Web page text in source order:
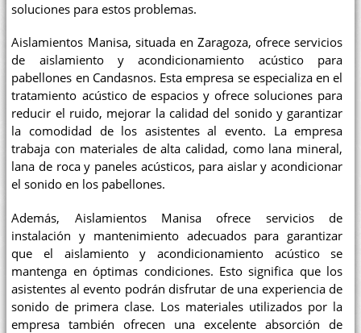
soluciones para estos problemas.
Aislamientos Manisa, situada en Zaragoza, ofrece servicios
de aislamiento y acondicionamiento acústico para
pabellones en Candasnos. Esta empresa se especializa en el
tratamiento acústico de espacios y ofrece soluciones para
reducir el ruido, mejorar la calidad del sonido y garantizar
la comodidad de los asistentes al evento. La empresa
trabaja con materiales de alta calidad, como lana mineral,
lana de roca y paneles acústicos, para aislar y acondicionar
el sonido en los pabellones.
Además, Aislamientos Manisa ofrece servicios de
instalación y mantenimiento adecuados para garantizar
que el aislamiento y acondicionamiento acústico se
mantenga en óptimas condiciones. Esto significa que los
asistentes al evento podrán disfrutar de una experiencia de
sonido de primera clase. Los materiales utilizados por la
empresa también ofrecen una excelente absorción de